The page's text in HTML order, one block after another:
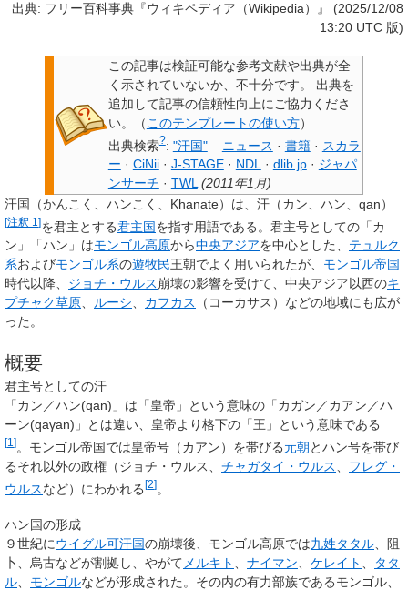
出典: フリー百科事典『ウィキペディア（Wikipedia）』 (2025/12/08
13:20 UTC 版)
この記事は検証可能な参考文献や出典が全
く示されていないか、不十分です。
出典を
追加して記事の信頼性向上にご協力くださ
い。
（ このテンプレートの使い方）
出典検索?: "汗国"– ニュース · 書籍 · スカラ
ー · CiNii · J-STAGE · NDL · dlib.jp · ジャパ
ンサーチ · TWL (2011年1月)
汗国 （かんこく、ハンこく、Khanate）は、 汗 （カン、ハン、qan）
[注釈 1 ]を君主とする君主国を指す用語である。君主号としての「カ
ン」「ハン」はモンゴル高原から中央アジアを中心とした、 テュルク
系およびモンゴル系の遊牧民王朝でよく用いられたが、 モンゴル帝国
時代以降、 ジョチ・ウルス崩壊の影響を受けて、中央アジア以西のキ
プチャク草原、 ルーシ、 カフカス
（コーカサス）などの地域にも広が
った。
概要
君主号としての汗
「カン／ハン(qan)」は「皇帝」という意味の「カガン／カアン／ハ
ーン(qaγan)」とは違い、皇帝より格下の「王」という意味である
[1 ]。モンゴル帝国では皇帝号（カアン）を帯びる元朝とハン号を帯び
るそれ以外の政権（ジョチ・ウルス、 チャガタイ・ウルス
フレグ・
ウルス など）にわかれる[2]
ハン国の形成
９世紀にウイグル可汗国の崩壊後、モンゴル高原では九姓タタル 、阻
卜、烏古などが割拠し、やがて メルキト ナイマン ケレイト
タタ
ル
モンゴルなどが形成された。その内の有力部族であるモンゴル、